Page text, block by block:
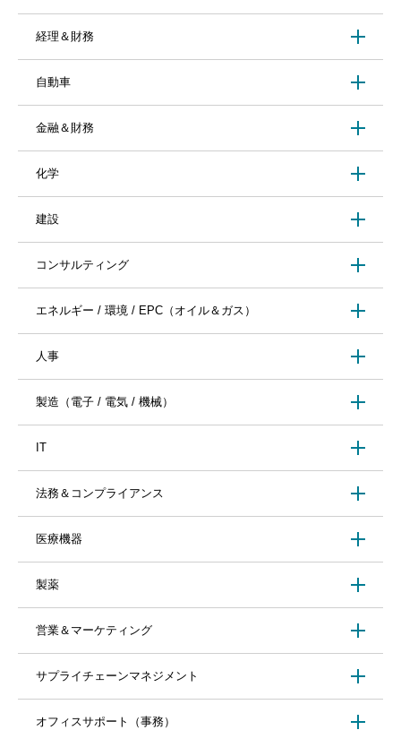
経理＆財務
自動車
金融＆財務
化学
建設
コンサルティング
エネルギー / 環境 / EPC（オイル＆ガス）
人事
製造（電子 / 電気 / 機械）
IT
法務＆コンプライアンス
医療機器
製薬
営業＆マーケティング
サプライチェーンマネジメント
オフィスサポート（事務）